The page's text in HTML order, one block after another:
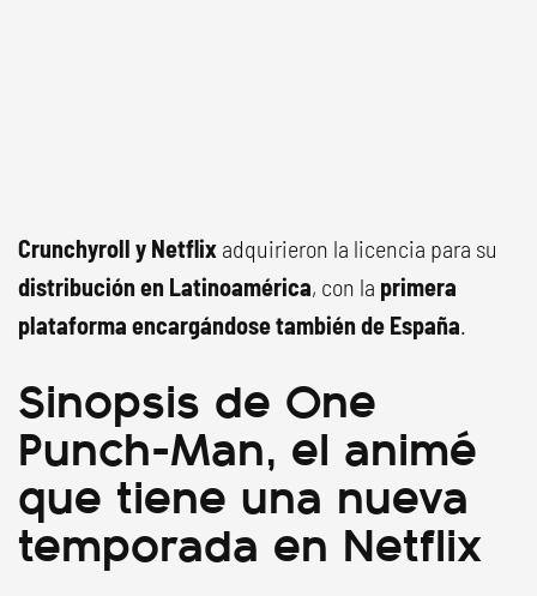
Crunchyroll y Netflix adquirieron la licencia para su
distribución en Latinoamérica, con la primera
plataforma encargándose también de España.
Sinopsis de One
Punch-Man, el animé
que tiene una nueva
temporada en Netflix